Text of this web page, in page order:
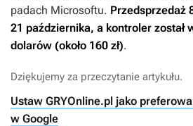
padach Microsoftu. Przedsprzedaż
21 października, a kontroler został
dolarów (około 160 zł).
Dziękujemy za przeczytanie artykułu.
Ustaw GRYOnline.pl jako
w Google